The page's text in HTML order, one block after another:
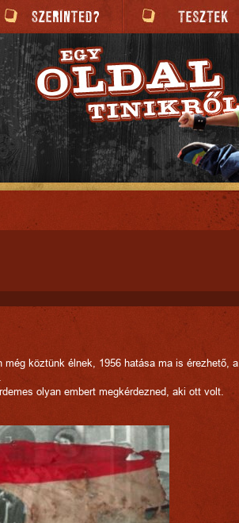
köztünk élnek, 1956 hatása ma is érezhető, a
olyan embert megkérdezned, aki ott volt.